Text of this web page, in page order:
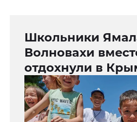
Школьники
Волновахи
отдохнули в